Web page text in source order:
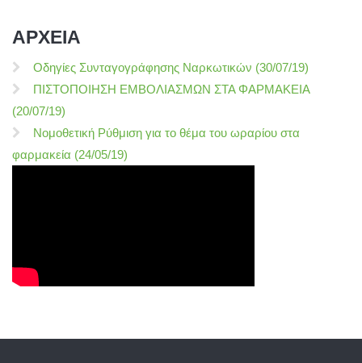
ΑΡΧΕΙΑ
Οδηγίες Συνταγογράφησης Ναρκωτικών (30/07/19)
ΠΙΣΤΟΠΟΙΗΣΗ ΕΜΒΟΛΙΑΣΜΩΝ ΣΤΑ ΦΑΡΜΑΚΕΙΑ
(20/07/19)
Νομοθετική Ρύθμιση για το θέμα του ωραρίου στα
φαρμακεία (24/05/19)